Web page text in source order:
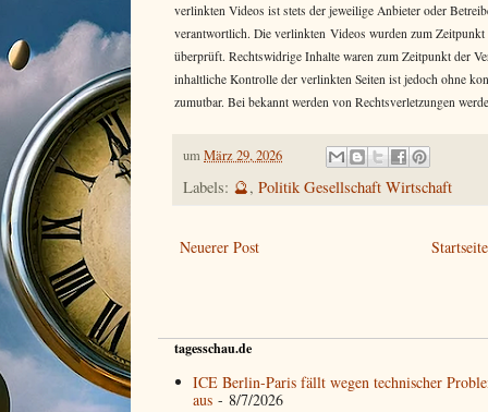
verlinkten Videos ist stets der jeweilige Anbieter oder
verantwortlich. Die verlinkten Videos wurden zum
überprüft. Rechtswidrige Inhalte waren zum Zeitpunkt der
inhaltliche Kontrolle der verlinkten Seiten ist jedoch ohne
zumutbar. Bei bekannt werden von Rechtsverletzungen
umMärz 29, 2026
Labels: 🔮, Politik Gesellschaft Wirtschaft
Neuerer Post Startseite
tagesschau.de
ICE Berlin-Paris fällt wegen technischer
aus - 8/7/2026